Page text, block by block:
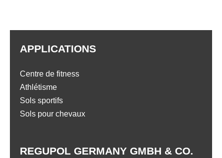
REGUPOL GERMANY GMBH & CO.
APPLICATIONS
Centre de fitness
Athlétisme
Sols sportifs
Sols pour chevaux